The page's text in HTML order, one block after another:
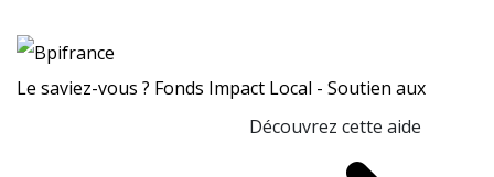
Le saviez-vous ? Fonds Impact Local - Soutien aux
Découvrez cette aide